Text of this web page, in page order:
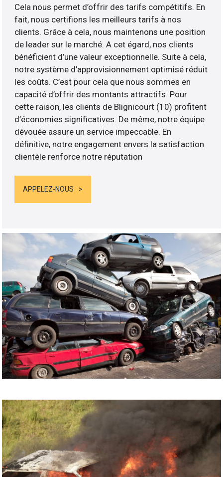
Cela nous permet d’offrir des tarifs compétitifs. En
fait, nous certifions les meilleurs tarifs à nos
clients. Grâce à cela, nous maintenons une position
de leader sur le marché. A cet égard, nos clients
bénéficient d’une valeur exceptionnelle. Suite à cela,
notre système d’approvisionnement optimisé réduit
les coûts. C’est pour cela que nous sommes en
capacité d’offrir des montants attractifs. Pour
cette raison, les clients de Blignicourt (10) profitent
d’économies significatives. De même, notre équipe
dévouée assure un service impeccable. En
définitive, notre engagement envers la satisfaction
clientèle renforce notre réputation
APPELEZ-NOUS